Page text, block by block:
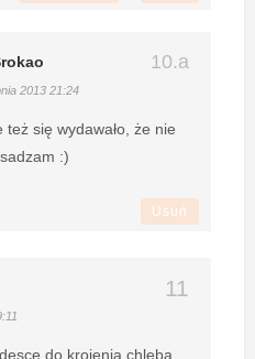
2013 21:24
też się wydawało, że nie
:)
Usuń
do krojenia chleba